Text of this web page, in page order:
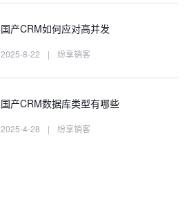
国产CRM如何应对高并发
2025-8-22 | 纷享销客
国产CRM数据库类型有哪些
2025-4-28 | 纷享销客